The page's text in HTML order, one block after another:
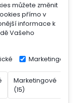
můžete změnit
přímo v
informace k
Vašeho
Marketingové
Marketingové
(15)